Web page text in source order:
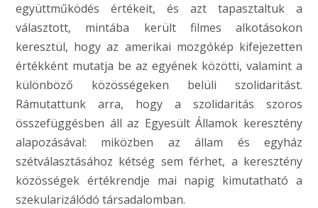
együttműködés értékeit, és azt tapasztaltuk a
választott, mintába került filmes alkotásokon
keresztül, hogy az amerikai mozgókép kifejezetten
értékként mutatja be az egyének közötti, valamint a
különböző közösségeken belüli szolidaritást.
Rámutattunk arra, hogy a szolidaritás szoros
összefüggésben áll az Egyesült Államok keresztény
alapozásával: miközben az állam és egyház
szétválasztásához kétség sem férhet, a keresztény
közösségek értékrendje mai napig kimutatható a
szekularizálódó társadalomban.